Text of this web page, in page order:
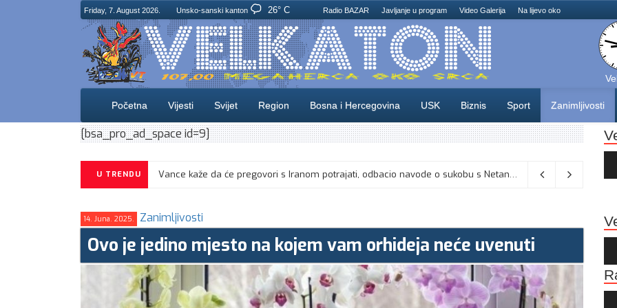
Friday, 7. August 2026. Unsko-sanski kanton 26° C Radio BAZAR Javljanje u program Video Galerija Na lijevo oko
Početna Vijesti Svijet Region Bosna i Hercegovina USK Biznis Sport Zanimljivosti
[bsa_pro_ad_space id=9]
U TRENDU Vance kaže da će pregovori s Iranom potrajati, odbacio navode o sukobu s Netanyahuom 06/08/2026
14. Juna. 2025. Zanimljivosti
Ovo je jedino mjesto na kojem vam orhideja neće uvenuti